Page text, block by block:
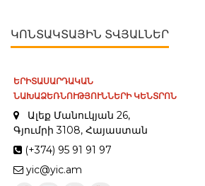
ԿՈՆՏԱԿՏԱՅԻՆ ՏՎՅԱԼՆԵՐ
ԵՐԻՏԱՍԱՐԴԱԿԱՆ
ՆԱԽԱՁԵՌՆՈՒԹՅՈՒՆՆԵՐԻ ԿԵՆՏՐՈՆ
Ալեք Մանուկյան 26,
Գյումրի 3108, Հայաստան
(+374) 95 91 91 97
yic@yic.am